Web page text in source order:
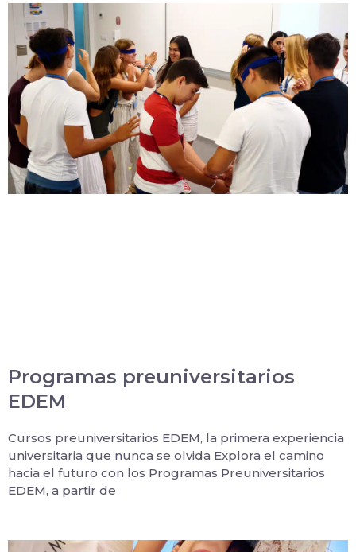
Programas preuniversitarios
EDEM
Cursos preuniversitarios EDEM, la primera experiencia
universitaria que nunca se olvida Explora el camino
hacia el futuro con los Programas Preuniversitarios
EDEM, a partir de